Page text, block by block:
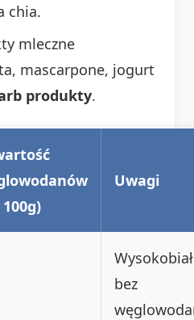
chia.
mleczne
mascarpone, jogurt
produkty.
Uwagi
bez